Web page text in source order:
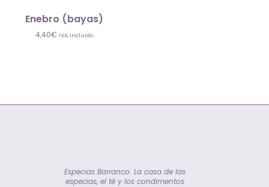
Enebro (bayas)
4,40€ IVA Incluido
Especias Barranco. La casa de las
especias, el té y los condimentos